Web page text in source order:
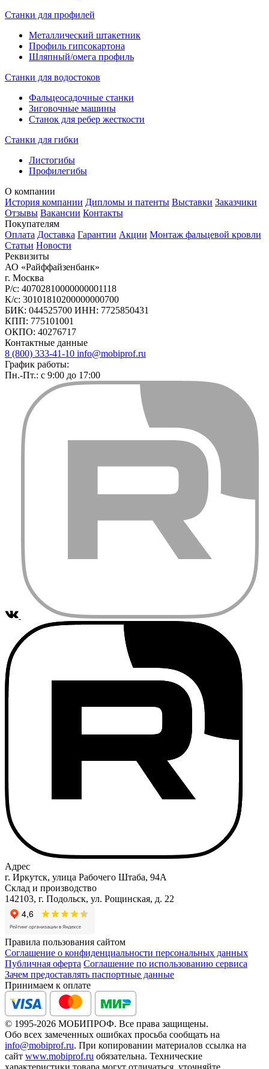
Станки для профилей
Металлический штакетник
Профиль гипсокартона
Шляпный/омега профиль
Станки для водостоков
Фальцеосадочные станки
Зиговочные машины
Станок для ребер жесткости
Станки для гибки
Листогибы
Профилегибы
О компании
История компании Дипломы и патенты Выставки Заказчики
Отзывы Вакансии Контакты
Покупателям
Оплата Доставка Гарантии Акции Монтаж фальцевой кровли
Статьи Новости
Реквизиты
АО «Райффайзенбанк»
г. Москва
Р/с: 40702810000000001118
К/с: 30101810200000000700
БИК: 044525700 ИНН: 7725850431
КПП: 775101001
ОКПО: 40276717
Контактные данные
8 (800) 333-41-10 info@mobiprof.ru
График работы:
Пн.-Пт.: с 9:00 до 17:00
Адрес
г. Иркутск, улица Рабочего Штаба, 94А
Склад и производство
142103, г. Подольск, ул. Рощинская, д. 22
Правила пользования сайтом
Соглашение о конфиденциальности персональных данных
Публичная оферта Соглашение по использованию сервиса
Зачем предоставлять паспортные данные
Принимаем к оплате
© 1995-2026 МОБИПРОФ. Все права защищены.
Обо всех замеченных ошибках просьба сообщать на
info@mobiprof.ru. При копировании материалов ссылка на
сайт www.mobiprof.ru обязательна. Технические
характеристики товара могут отличаться, уточняйте